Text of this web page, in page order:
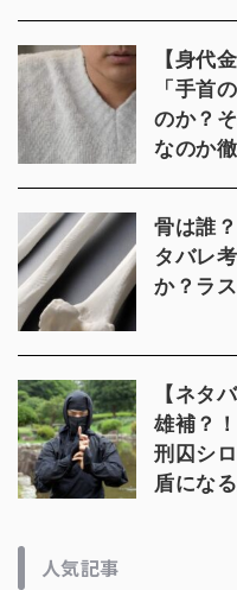
【身代
「手首
のか？
なのか
骨は誰
タバレ
か？ラ
【ネタ
雄補？
刑囚シ
盾にな
人気記事